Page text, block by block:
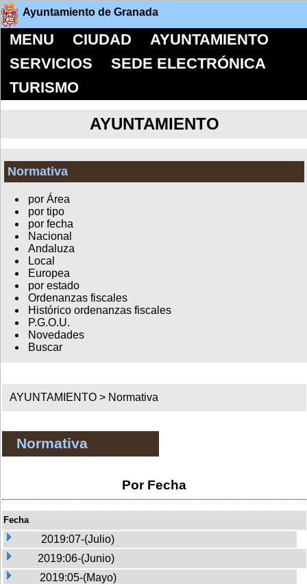
Ayuntamiento de Granada
MENU CIUDAD
AYUNTAMIENTO
SERVICIOS
SEDE ELECTRÓNICA
TURISMO
AYUNTAMIENTO
Normativa
por Área
por tipo
por fecha
Nacional
Andaluza
Local
Europea
por estado
Ordenanzas fiscales
Histórico ordenanzas fiscales
P.G.O.U.
Novedades
Buscar
AYUNTAMIENTO > Normativa
Normativa
Por Fecha
Fecha
2019:07-(Julio)
2019:06-(Junio)
2019:05-(Mayo)